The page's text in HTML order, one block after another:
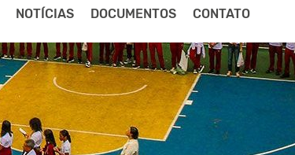
NOTÍCIAS DOCUMENTOS CONTATO